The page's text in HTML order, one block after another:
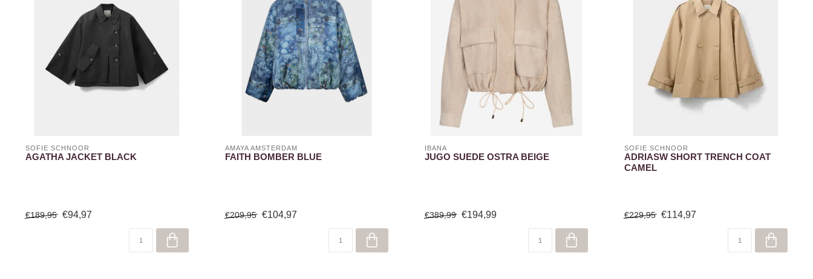
SOFIE SCHNOOR
AGATHA JACKET BLACK
€189,95 €94,97
AMAYA AMSTERDAM
FAITH BOMBER BLUE
€209,95 €104,97
IBANA
JUGO SUEDE OSTRA BEIGE
€389,99 €194,99
SOFIE SCHNOOR
ADRIASW SHORT TRENCH COAT
CAMEL
€229,95 €114,97